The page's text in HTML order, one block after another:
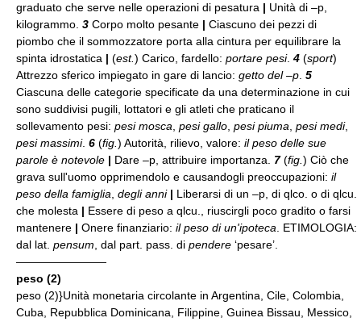
graduato che serve nelle operazioni di pesatura | Unità di –p,
kilogrammo. 3 Corpo molto pesante | Ciascuno dei pezzi di
piombo che il sommozzatore porta alla cintura per equilibrare la
spinta idrostatica | (est.) Carico, fardello: portare pesi. 4 (sport)
Attrezzo sferico impiegato in gare di lancio: getto del –p 5
Ciascuna delle categorie specificate da una determinazione in cui
sono suddivisi pugili, lottatori e gli atleti che praticano il
sollevamento pesi: pesi mosca pesi gallo pesi piuma pesi medi,
pesi massimi. 6 (fig. ) Autorità, rilievo, valore: il peso delle sue
parole è notevole | Dare –p, attribuire importanza. 7(fig. ) Ciò che
grava sull'uomo opprimendolo e causandogli preoccupazioni: il
peso della famiglia degli anni | Liberarsi di un –p, di qlco. o di qlcu.
che molesta | Essere di peso a qlcu., riuscirgli poco gradito o farsi
mantenere | Onere finanziario: il peso di un'ipoteca . ETIMOLOGIA:
dal lat. pensum , dal part. pass. di pendere ‘pesare’.
————————
peso (2)
peso (2)}Unità monetaria circolante in Argentina, Cile, Colombia,
Cuba, Repubblica Dominicana, Filippine, Guinea Bissau, Messico,